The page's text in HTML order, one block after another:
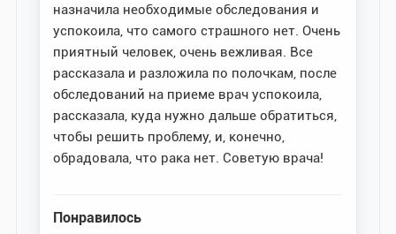
назначила необходимые обследования и
успокоила, что самого страшного нет. Очень
приятный человек, очень вежливая. Все
рассказала и разложила по полочкам, после
обследований на приеме врач успокоила,
рассказала, куда нужно дальше обратиться,
чтобы решить проблему, и, конечно,
обрадовала, что рака нет. Советую врача!
Понравилось